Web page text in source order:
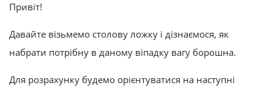
Привіт!
Давайте візьмемо столову ложку і дізнаємося, як
набрати потрібну в даному віпадку вагу борошна.
Для розрахунку будемо орієнтуватися на наступні